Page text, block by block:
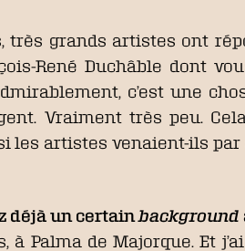
très grands artistes ont
René Duchâble dont
c’est une
Vraiment très peu.
les artistes venaient-ils
déjà un certainbackground
à Palma de Majorque. Et